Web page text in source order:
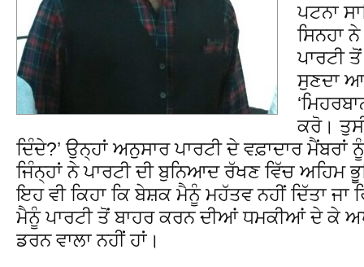
ਪਟਨਾ
ਸਿਨਹਾ
ਪਾਰਟੀ
ਸੁਣਦਾ ਆ
ਕਰੋ।
ਦਿੰਦੇ?’ ਉਨ੍ਹਾਂ ਅਨੁਸਾਰ ਪਾਰਟੀ ਦੇ ਵਫ਼ਾਦਾਰ ਮੈਂਬਰਾਂ
ਜਿੰਨ੍ਹਾਂ ਨੇ ਪਾਰਟੀ ਦੀ ਬੁਨਿਆਦ ਰੱਖਣ ਵਿੱਚ ਅਹਿਮ
ਇਹ ਵੀ ਕਿਹਾ ਕਿ ਬੇਸ਼ਕ ਮੈਨੂੰ ਮਹੱਤਵ ਨਹੀਂ ਦਿੱਤਾ ਜਾ
ਮੈਨੂੰ ਪਾਰਟੀ ਤੋਂ ਬਾਹਰ ਕਰਨ ਦੀਆਂ ਧਮਕੀਆਂ ਦੇ ਕੇ
ਡਰਨ ਵਾਲਾ ਨਹੀਂ ਹਾਂ।